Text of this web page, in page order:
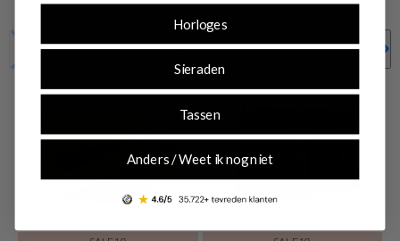
Horloges
Sieraden
Tassen
Anders / Weet ik nog niet